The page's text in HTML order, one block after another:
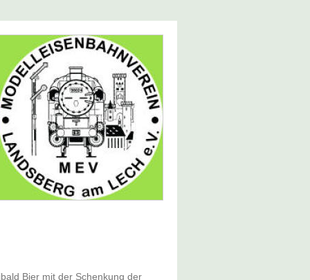
Bier mit der Schenkung der